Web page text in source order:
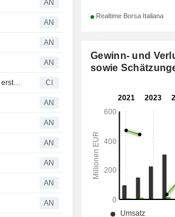
AN
AN
AN
AN
TXT e-solutions S.p.A. legt Ergebniszahlen für das zweite Quartal und das erste Halbjahr bis zum 30. Juni 2026 vor CI
AN
AN
AN
AN
AN
AN
Realtime Borsa Italiana
Gewinn- und
sowie